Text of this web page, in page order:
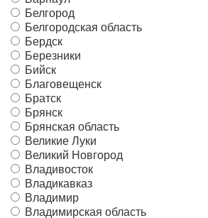
Белгород
Белгородская область
Бердск
Березники
Бийск
Благовещенск
Братск
Брянск
Брянская область
Великие Луки
Великий Новгород
Владивосток
Владикавказ
Владимир
Владимирская область